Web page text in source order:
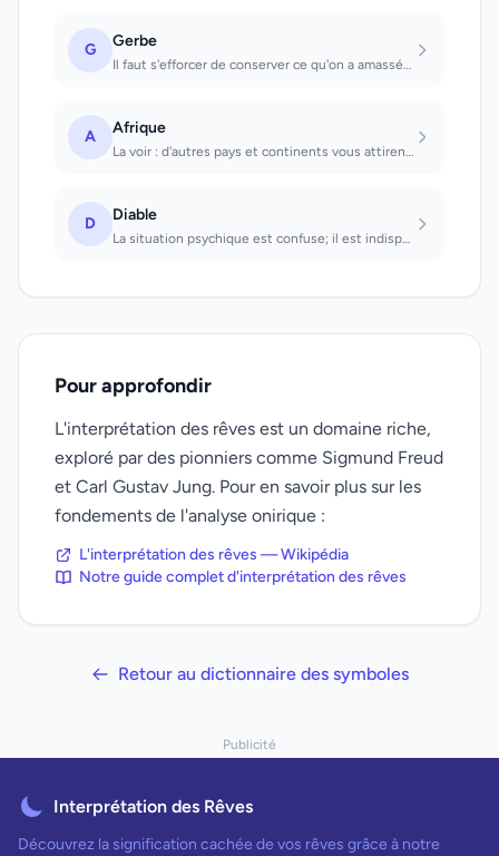
G Gerbe
Il faut s'efforcer de conserver ce qu'on a amassé; symbole des liens qui existen...
A Afrique
La voir : d'autres pays et continents vous attirent, parce que votre situation n...
D Diable
La situation psychique est confuse; il est indispensable de l'éclaircir.
Pour approfondir
L'interprétation des rêves est un domaine riche,
exploré par des pionniers comme Sigmund Freud
et Carl Gustav Jung. Pour en savoir plus sur les
fondements de l'analyse onirique :
L'interprétation des rêves — Wikipédia
Notre guide complet d'interprétation des rêves
Retour au dictionnaire des symboles
Publicité
Interprétation des Rêves
Découvrez la signification cachée de vos rêves grâce à notre